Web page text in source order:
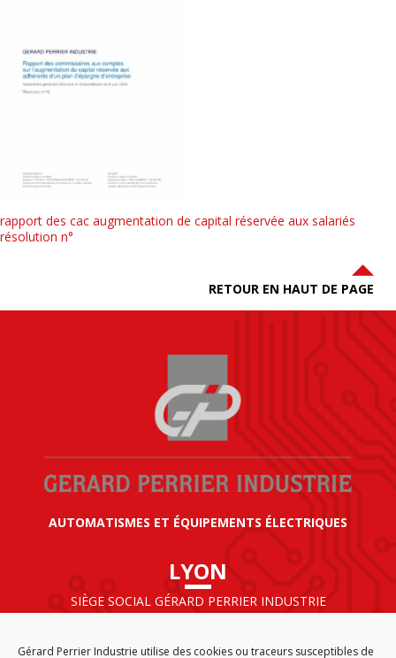
Gérard Perrier Industrie utilise des cookies ou traceurs susceptibles de
rapport des cac augmentation de capital réservée aux salariés
résolution n°
RETOUR EN HAUT DE PAGE
AUTOMATISMES ET ÉQUIPEMENTS ÉLECTRIQUES
LYON
SIÈGE SOCIAL GÉRARD PERRIER INDUSTRIE
69125 LYON AÉROPORT SAINT EXUPÉRY